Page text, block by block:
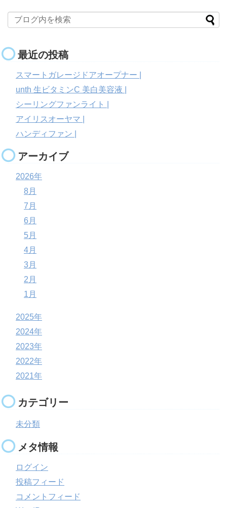
最近の投稿
スマートガレージドアオープナー |
unth 生ビタミンC 美白美容液 |
シーリングファンライト |
アイリスオーヤマ |
ハンディファン |
アーカイブ
2026年
8月
7月
6月
5月
4月
3月
2月
1月
2025年
2024年
2023年
2022年
2021年
カテゴリー
未分類
メタ情報
ログイン
投稿フィード
コメントフィード